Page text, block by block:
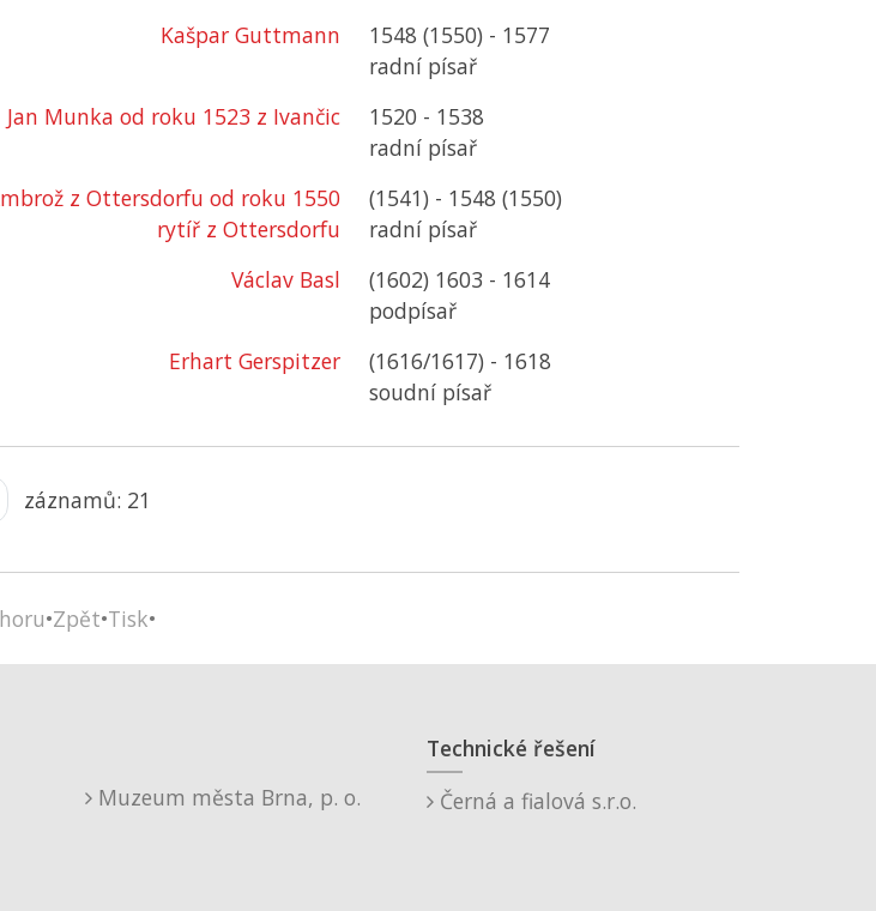
Kašpar Guttmann
1548 (1550) - 1577
radní písař
Jan Munka od roku 1523 z Ivančic
1520 - 1538
radní písař
z Ottersdorfu od roku 1550
rytíř z Ottersdorfu
(1541) - 1548 (1550)
radní písař
Václav Basl
(1602) 1603 - 1614
podpísař
Erhart Gerspitzer
(1616/1617) - 1618
soudní písař
záznamů: 21
•Zpět•Tisk•
Muzeum města Brna, p. o.
Technické řešení
Černá a fialová s.r.o.